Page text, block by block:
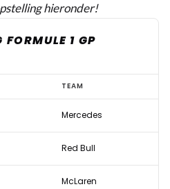
hieronder!
1 GP
TEAM
Mercedes
Red Bull
McLaren